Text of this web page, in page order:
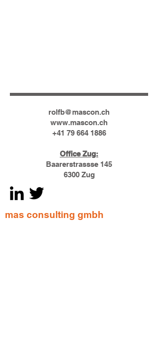
rolfb@mascon.ch
www.mascon.ch
+41 79 664 1886
Office Zug:
Baarerstrassse 145
6300 Zug
mas consulting gmbh